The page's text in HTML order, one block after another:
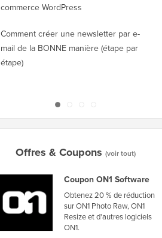
commerce WordPress
Comment créer une newsletter par e-
mail de la BONNE manière (étape par
étape)
Offres & Coupons (voir tout)
Coupon ON1 Software
Obtenez 20 % de réduction
sur ON1 Photo Raw, ON1
Resize et d'autres logiciels
ON1.